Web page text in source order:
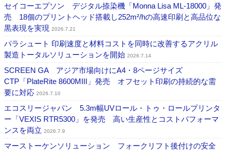
セイコーエプソン デジタル捺染機「Monna Lisa ML-18000」発
売 18個のプリントヘッド搭載し252m²/hの高速印刷と高品位な
黒表現を実現 2026.7.21
パラシュート 印刷速度と材料コストを同時に改善するアクリル
製造トータルソリューションを開始 2026.7.14
SCREEN GA アジア市場向けにA4・8ページサイズ
CTP「PlateRite 8600MIII」発売 オフセット印刷の持続的な需
要に対応 2026.7.10
エコスリージャパン 5.3m幅UVロール・トゥ・ロールプリンタ
ー「VEXIS RTR5300」を発売 高い生産性とコストパフォーマ
ンスを両立 2026.7.9
マーストーケンソリューション フォークリフト後付けの安全